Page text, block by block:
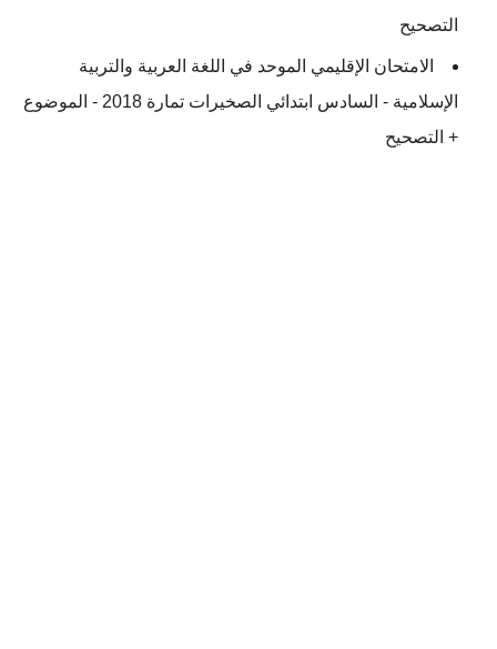
التصحيح
الامتحان الإقليمي الموحد في اللغة العربية والتربية
الإسلامية - السادس ابتدائي الصخيرات تمارة 2018 - الموضوع
+ التصحيح